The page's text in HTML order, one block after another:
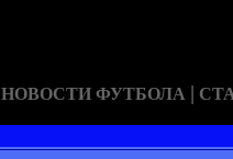
НОВОСТИ ФУТБОЛА |